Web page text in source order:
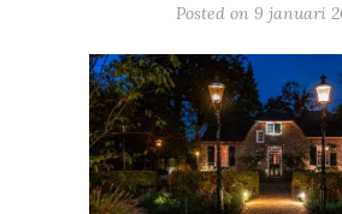
Posted on 9 januari